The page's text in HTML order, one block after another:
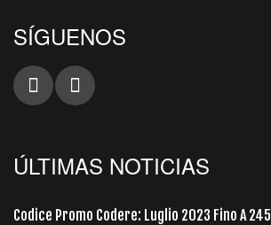
SÍGUENOS
ÚLTIMAS NOTICIAS
Codice Promo Codere: Luglio 2023 Fino A 245